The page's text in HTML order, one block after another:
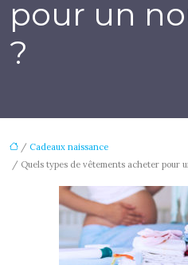
pour un
?
/ Cadeaux naissance
/ Quels types de vêtements acheter pour